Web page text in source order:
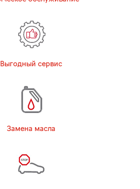
Выгодный сервис
Замена масла